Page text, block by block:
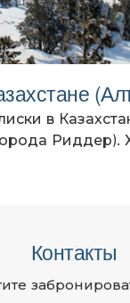
в
Риддер).
Контакты